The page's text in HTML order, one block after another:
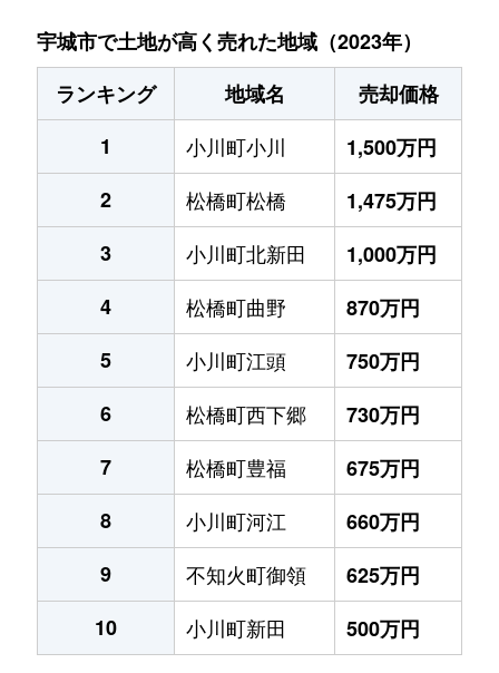
宇城市で土地が高く売れた地域（2023年）
ランキング
地域名
売却価格
1
小川町小川
1,500万円
2
松橋町松橋
1,475万円
3
小川町北新田
1,000万円
4
松橋町曲野
870万円
5
小川町江頭
750万円
6
松橋町西下郷
730万円
7
松橋町豊福
675万円
8
小川町河江
660万円
9
不知火町御領
625万円
10
小川町新田 500万円